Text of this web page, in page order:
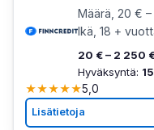
Määrä, 20 €
Ikä, 18 +
20 € – 2 250
Hyväksyntä:
★★★★★5,0
Lisätietoja